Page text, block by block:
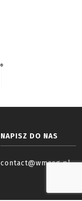
NAPISZ DO NAS
contact@wmasg.pl